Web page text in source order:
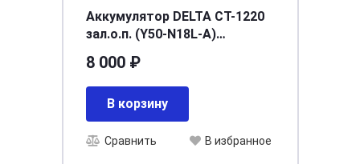
Аккумулятор DELTA СТ-1220
зал.о.п. (Y50-N18L-A)
8 000 ₽
В корзину
Сравнить В избранное